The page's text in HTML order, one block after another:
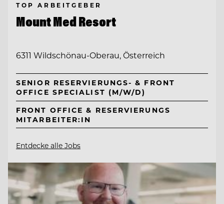
TOP ARBEITGEBER
Mount Med Resort
6311 Wildschönau-Oberau, Österreich
SENIOR RESERVIERUNGS- & FRONT
OFFICE SPECIALIST (M/W/D)
FRONT OFFICE & RESERVIERUNGS
MITARBEITER:IN
Entdecke alle Jobs